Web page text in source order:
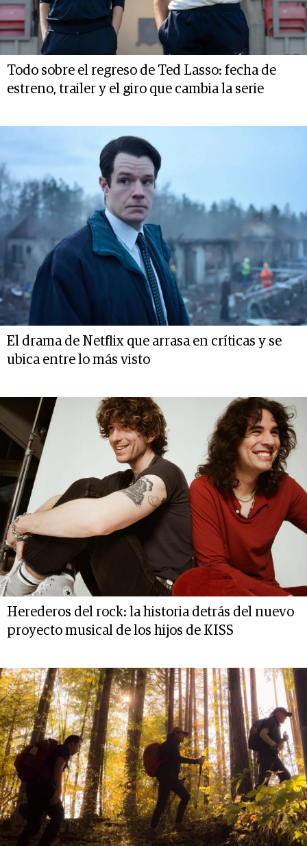
Todo sobre el regreso de Ted Lasso: fecha de
estreno, trailer y el giro que cambia la serie
El drama de Netflix que arrasa en críticas y se
ubica entre lo más visto
Herederos del rock: la historia detrás del nuevo
proyecto musical de los hijos de KISS